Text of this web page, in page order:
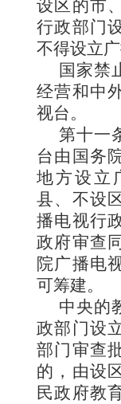
设区的市
行政部门
不得设立
国家禁
经营和中
视台。
第十一
台由国务
地方设立
县、不设
播电视行
政府审查
院广播电
可筹建。
中央的
政部门设
部门审查
的，由设
民政府教